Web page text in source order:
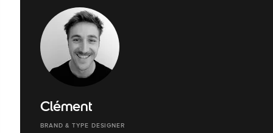
Clément
BRAND & TYPE DESIGNER